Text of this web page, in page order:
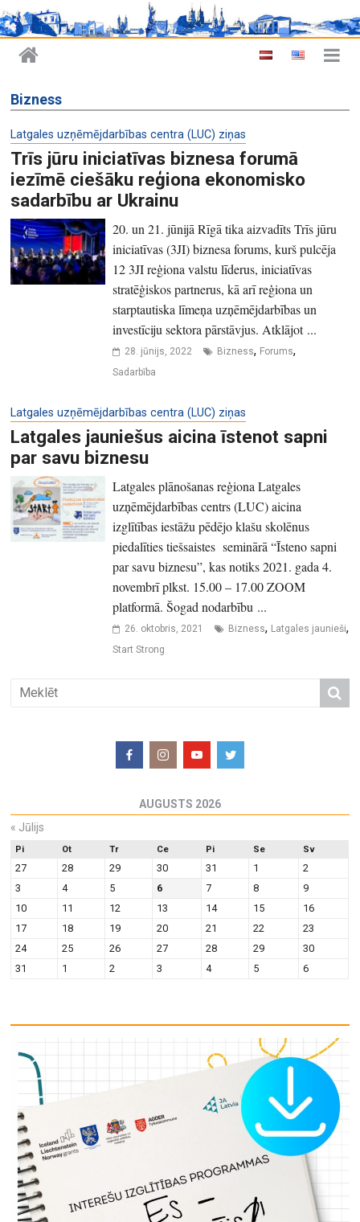
Bizness
Latgales uzņēmējdarbības centra (LUC) ziņas
Trīs jūru iniciatīvas biznesa forumā
iezīmē ciešāku reģiona ekonomisko
sadarbību ar Ukrainu
20. un 21. jūnijā Rīgā tika aizvadīts Trīs jūru
iniciatīvas (3JI) biznesa forums, kurš pulcēja
12 3JI reģiona valstu līderus, iniciatīvas
stratēģiskos partnerus, kā arī reģiona un
starptautiska līmeņa uzņēmējdarbības un
investīciju sektora pārstāvjus. Atklājot ...
28. jūnijs, 2022 Bizness, Forums,
Sadarbība
Latgales uzņēmējdarbības centra (LUC) ziņas
Latgales jauniešus aicina īstenot sapni
par savu biznesu
Latgales plānošanas reģiona Latgales
uzņēmējdarbības centrs (LUC) aicina
izglītības iestāžu pēdējo klašu skolēnus
piedalīties tiešsaistes seminārā “Īsteno sapni
par savu biznesu”, kas notiks 2021. gada 4.
novembrī plkst. 15.00 – 17.00 ZOOM
platformā. Šogad nodarbību ...
26. oktobris, 2021 Bizness, Latgales jaunieši,
Start Strong
AUGUSTS 2026
« Jūlijs
Pi Ot Tr Ce Pi Se Sv
27 28 29 30 31 1
2
3
4 5 6 7 8
9
10
11 12 13 14 15
16
17
18 19 20 21 22
23
24
25 26 27 28 29
30
31
1 2 3 4 5 6